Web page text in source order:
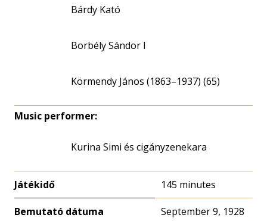
Bárdy Kató
Borbély Sándor I
Körmendy János (1863–1937) (65)
Music performer:
Kurina Simi és cigányzenekara
Játékidő 145 minutes
Bemutató dátuma September 9, 1928